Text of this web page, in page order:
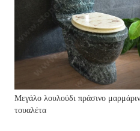
Μεγάλο λουλούδι πράσινο
τουαλέτα